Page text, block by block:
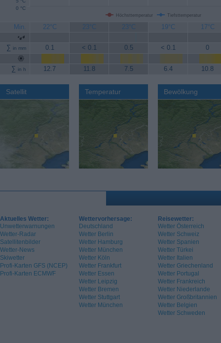
Höchsttemperatur Tiefsttemperatur
0 °C
Min. 22°C 23°C 23°C 19°C 17°C
∑ in mm 0.1 < 0.1 0.5 < 0.1 0
∑ in h 12.7 11.8 7.5 6.4 10.8
Satellit Temperatur Bewölkung
Aktuelles Wetter:
Unwetterwarnungen
Wetter-Radar
Satellitenbilder
Wetter-News
Skiwetter
Profi-Karten GFS (NCEP)
Profi-Karten ECMWF
Wettervorhersage:
Deutschland
Wetter Berlin
Wetter Hamburg
Wetter München
Wetter Köln
Wetter Frankfurt
Wetter Essen
Wetter Leipzig
Wetter Bremen
Wetter Stuttgart
Wetter München
Reisewetter:
Wetter Österreich
Wetter Schweiz
Wetter Spanien
Wetter Türkei
Wetter Italien
Wetter Griechenland
Wetter Portugal
Wetter Frankreich
Wetter Niederlande
Wetter Großbritannien
Wetter Belgien
Wetter Schweden